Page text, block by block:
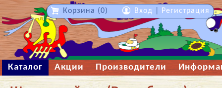
Каталог Акции Производители
Корзина (0) Вход Регистрация